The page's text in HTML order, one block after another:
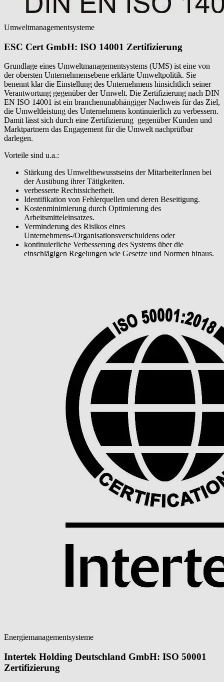
Umweltmanagementsysteme
ESC Cert GmbH: ISO 14001 Zertifizierung
Grundlage eines Umweltmanagementsystems (UMS) ist eine von
der obersten Unternehmensebene erklärte Umweltpolitik. Sie
benennt klar die Einstellung des Unternehmens hinsichtlich seiner
Verantwortung gegenüber der Umwelt. Die Zertifizierung nach DIN
EN ISO 14001 ist ein branchenunabhängiger Nachweis für das Ziel,
die Umweltleistung des Unternehmens kontinuierlich zu verbessern.
Damit lässt sich durch eine Zertifizierung gegenüber Kunden und
Marktpartnern das Engagement für die Umwelt nachprüfbar
darlegen.
Vorteile sind u.a.:
Stärkung des Umweltbewusstseins der MitarbeiterInnen bei
der Ausübung ihrer Tätigkeiten.
verbesserte Rechtssicherheit.
Identifikation von Fehlerquellen und deren Beseitigung.
Kostenminimierung durch Optimierung des
Arbeitsmitteleinsatzes.
Verminderung des Risikos eines
Unternehmens-/Organisationsverschuldens oder
kontinuierliche Verbesserung des Systems über die
einschlägigen Regelungen wie Gesetze und Normen hinaus.
Energiemanagementsysteme
Intertek Holding Deutschland GmbH: ISO 50001
Zertifizierung